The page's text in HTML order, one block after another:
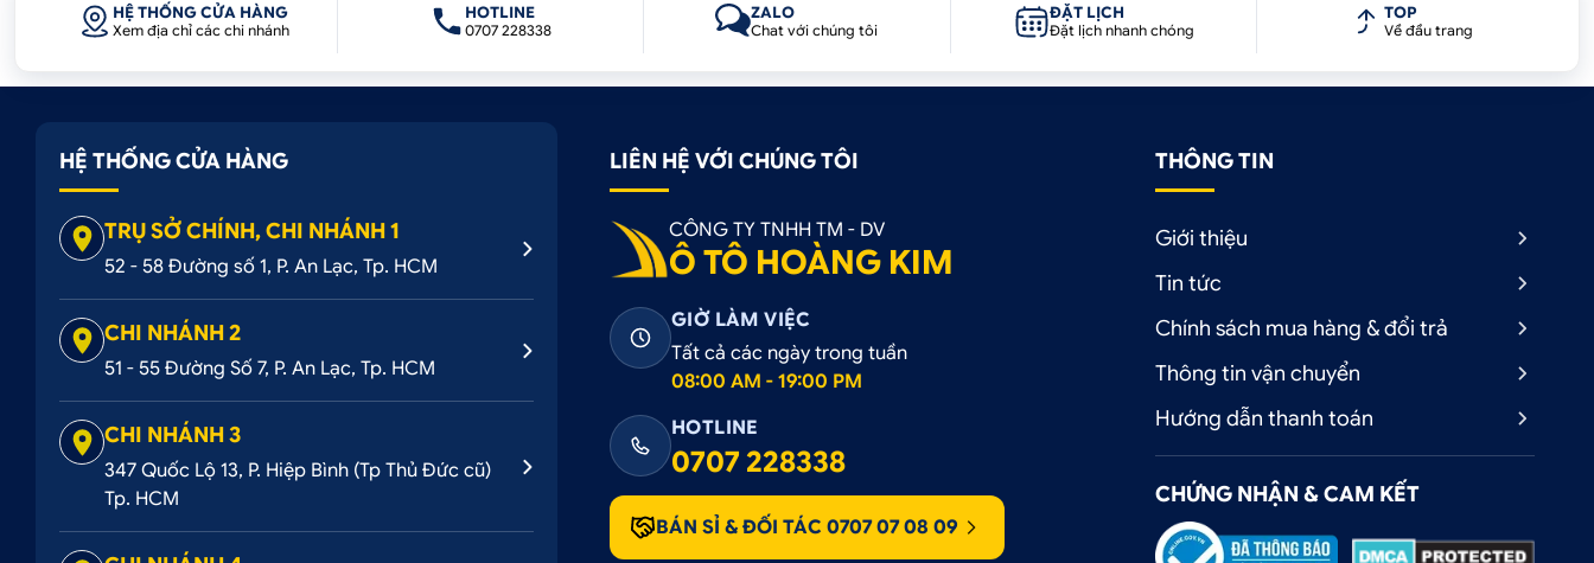
HỆ THỐNG CỬA HÀNG
Xem địa chỉ các chi nhánh
HOTLINE
0707 228338
ZALO
Chat với chúng tôi
ĐẶT LỊCH
Đặt lịch nhanh chóng
TOP
Về đầu trang
HỆ THỐNG CỬA HÀNG
TRỤ SỞ CHÍNH, CHI NHÁNH 1
52 - 58 Đường số 1, P. An Lạc, Tp. HCM
CHI NHÁNH 2
51 - 55 Đường Số 7, P. An Lạc, Tp. HCM
CHI NHÁNH 3
347 Quốc Lộ 13, P. Hiệp Bình (Tp Thủ Đức cũ)
Tp. HCM
LIÊN HỆ VỚI CHÚNG TÔI
CÔNG TY TNHH TM - DV
Ô TÔ HOÀNG KIM
GIỜ LÀM VIỆC
Tất cả các ngày trong tuần
08:00 AM - 19:00 PM
HOTLINE
0707 228338
BÁN SỈ & ĐỐI TÁC 0707 07 08 09
THÔNG TIN
Giới thiệu
Tin tức
Chính sách mua hàng & đổi trả
Thông tin vận chuyển
Hướng dẫn thanh toán
CHỨNG NHẬN & CAM KẾT